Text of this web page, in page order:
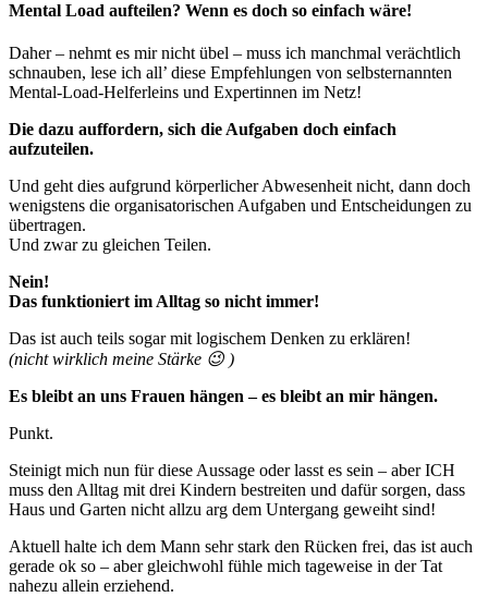
Mental Load aufteilen? Wenn es doch so einfach wäre!
Daher – nehmt es mir nicht übel – muss ich manchmal verächtlich
schnauben, lese ich all’ diese Empfehlungen von selbsternannten
Mental-Load-Helferleins und Expertinnen im Netz!
Die dazu auffordern, sich die Aufgaben doch einfach
aufzuteilen.
Und geht dies aufgrund körperlicher Abwesenheit nicht, dann doch
wenigstens die organisatorischen Aufgaben und Entscheidungen zu
übertragen.
Und zwar zu gleichen Teilen.
Nein!
Das funktioniert im Alltag so nicht immer!
Das ist auch teils sogar mit logischem Denken zu erklären!
(nicht wirklich meine Stärke 😉 )
Es bleibt an uns Frauen hängen – es bleibt an mir hängen.
Punkt.
Steinigt mich nun für diese Aussage oder lasst es sein – aber ICH
muss den Alltag mit drei Kindern bestreiten und dafür sorgen, dass
Haus und Garten nicht allzu arg dem Untergang geweiht sind!
Aktuell halte ich dem Mann sehr stark den Rücken frei, das ist auch
gerade ok so – aber gleichwohl fühle mich tageweise in der Tat
nahezu allein erziehend.